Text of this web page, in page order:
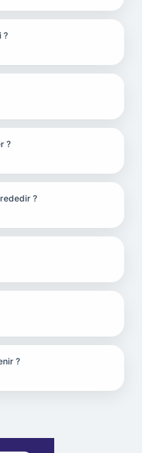
?
?
?
?